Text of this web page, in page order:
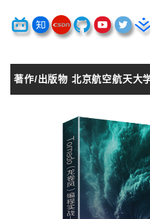
著作/出版物 北京航空航天